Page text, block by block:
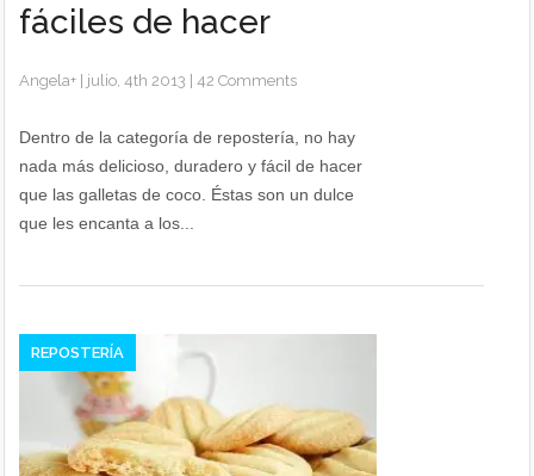
fáciles de hacer
Angela+ julio, 4th 2013 |42 Comments
Dentro de la categoría de repostería, no hay
nada más delicioso, duradero y fácil de hacer
que las galletas de coco. Éstas son un dulce
que les encanta a los...
REPOSTERÍA